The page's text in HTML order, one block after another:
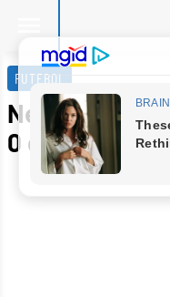
to
content
FUTEBOL
Neymar
0 do Vasco